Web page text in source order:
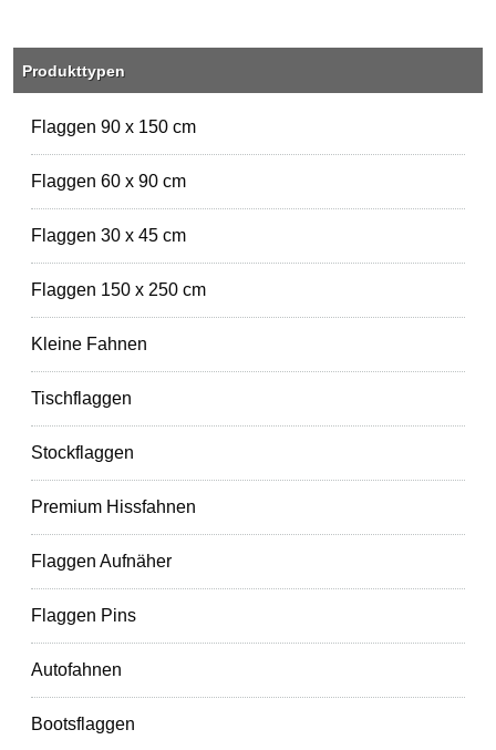
Produkttypen
Flaggen 90 x 150 cm
Flaggen 60 x 90 cm
Flaggen 30 x 45 cm
Flaggen 150 x 250 cm
Kleine Fahnen
Tischflaggen
Stockflaggen
Premium Hissfahnen
Flaggen Aufnäher
Flaggen Pins
Autofahnen
Bootsflaggen